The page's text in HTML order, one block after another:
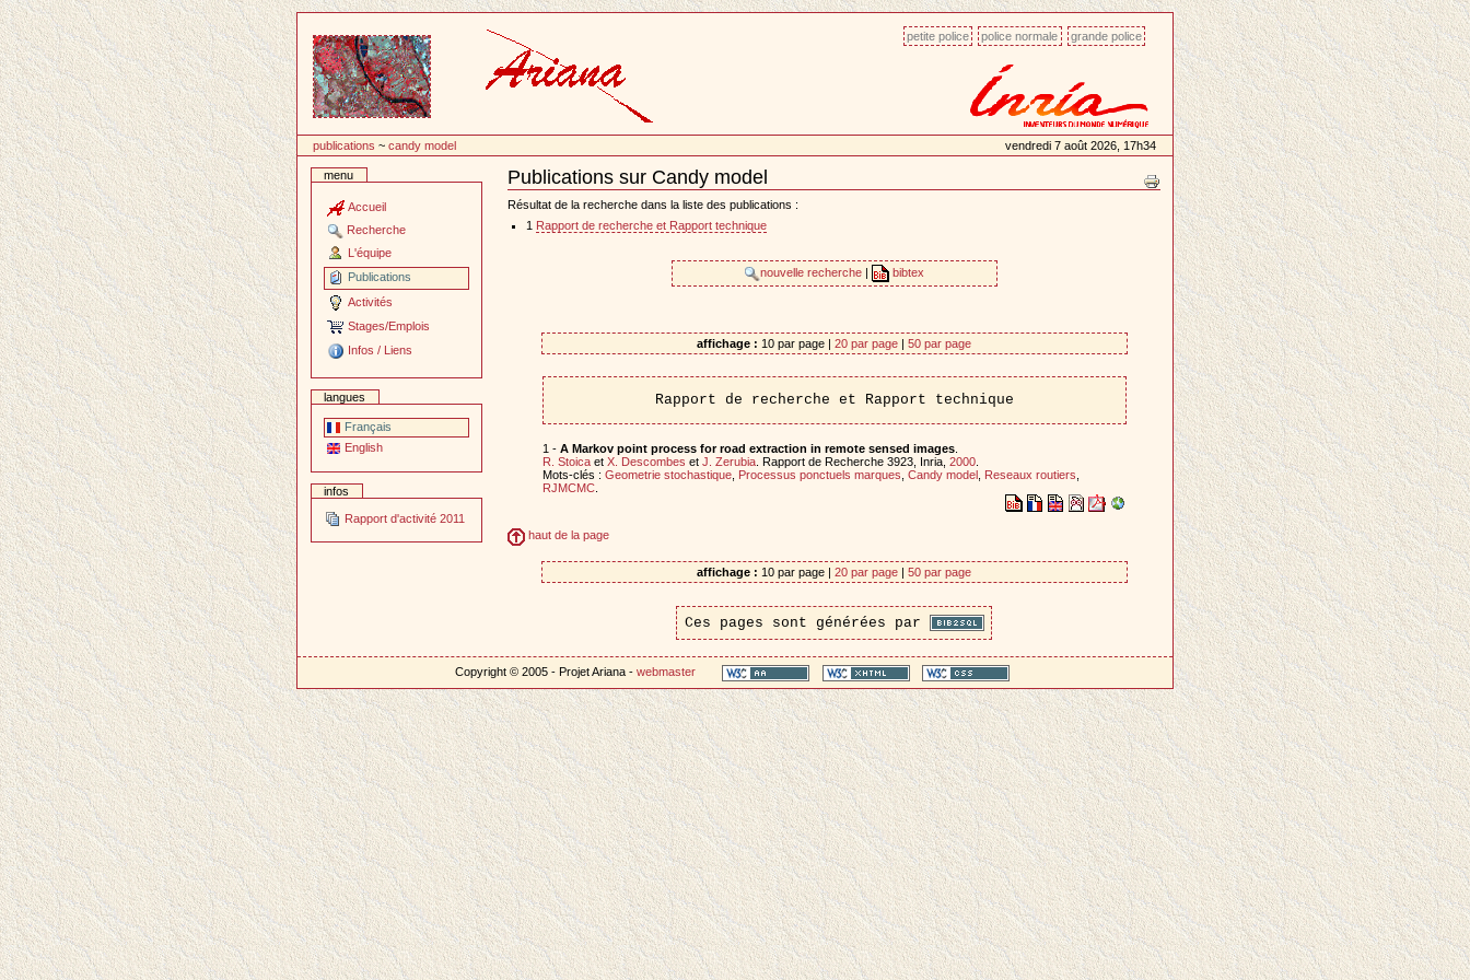
contenu
petite police police normale grande police
publications ~candy model vendredi 7 août 2026, 17h34
menu
Accueil
Recherche
L'équipe
Publications
Activités
Stages/Emplois
Infos / Liens
langues
Français
English
infos
Rapport d'activité 2011
Publications sur Candy model
Document
Actions
Résultat de la recherche dans la liste des publications :
1
Rapport de recherche et Rapport technique
nouvelle recherche bibtex
affichage : 10 par page | 20 par page | 50 par page
Rapport de recherche et Rapport technique
1 - A Markov point process for road extraction in remote sensed images.
R. Stoicaet X. Descombes et J. Zerubia. Rapport de Recherche 3923, Inria, 2000.
Mots-clés : Geometrie stochastique, Processus ponctuels marques Candy model, Reseaux routiers
RJMCMC.
haut de la page
affichage : 10 par page | 20 par page | 50 par page
Ces pages sont générées par
Copyright © 2005 - Projet Ariana -webmaster